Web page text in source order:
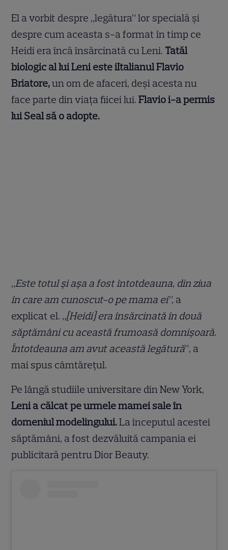
El a vorbit despre „legătura” lor specială și
despre cum aceasta s-a format în timp ce
Heidi era încă însărcinată cu Leni. Tatăl
biologic al lui Leni este iItalianul Flavio
Briatore,un om de afaceri, deși acesta nu
face parte din viața fiicei lui.Flavio i-a permis
lui Seal să o adopte.
„Este totul și așa a fost întotdeauna, din ziua
în care am cunoscut-o pe mama ei”, a
explicat el. „[Heidi] era însărcinată în două
săptămâni cu această frumoasă domnișoară.
Întotdeauna am avut această legătură”, a
mai spus câmtărețul.
Pe lângă studiile universitare din New York,
Leni a călcat pe urmele mamei sale în
domeniul modelingului.La începutul acestei
săptămâni, a fost dezvăluită campania ei
publicitară pentru Dior Beauty.